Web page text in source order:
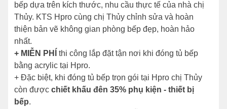
bếp dựa trên kích thước, nhu cầu thực tế của nhà chị
Thủy. KTS Hpro cùng chị Thủy chỉnh sửa và hoàn
thiện bản vẽ không gian phòng bếp đẹp, hoàn hảo
nhất.
+ MIỄN PHÍ
thi công lắp đặt tận nơi khi đóng tủ bếp
bằng acrylic tại Hpro.
+ Đặc biệt, khi đóng tủ bếp trọn gói tại Hpro chị Thủy
còn được chiết khấu đên 35% phụ kiện - thiết bị
bếp.